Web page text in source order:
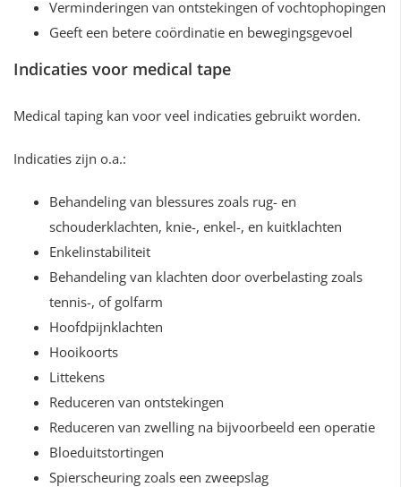
Verminderingen van ontstekingen of vochtophopingen
Geeft een betere coördinatie en bewegingsgevoel
Indicaties voor medical tape
Medical taping kan voor veel indicaties gebruikt worden.
Indicaties zijn o.a.:
Behandeling van blessures zoals rug- en
schouderklachten, knie-, enkel-, en kuitklachten
Enkelinstabiliteit
Behandeling van klachten door overbelasting zoals
tennis-, of golfarm
Hoofdpijnklachten
Hooikoorts
Littekens
Reduceren van ontstekingen
Reduceren van zwelling na bijvoorbeeld een operatie
Bloeduitstortingen
Spierscheuring zoals een zweepslag